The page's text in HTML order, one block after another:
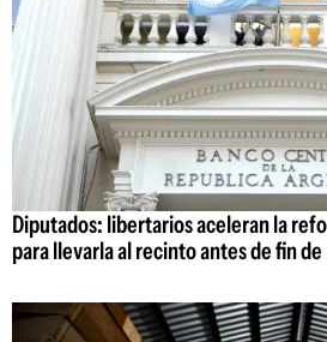
Diputados: libertarios aceleran la
para llevarla al recinto antes de fin